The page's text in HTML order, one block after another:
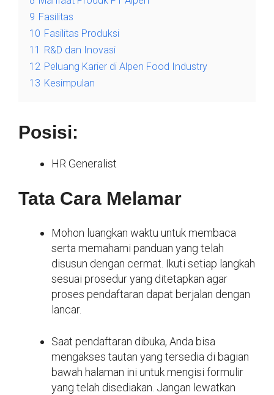
9 Fasilitas
10 Fasilitas Produksi
11
R&D dan Inovasi
12 Peluang Karier di Alpen Food Industry
13 Kesimpulan
Posisi:
HR Generalist
Tata Cara Melamar
Mohon luangkan waktu untuk membaca
serta memahami panduan yang telah
disusun dengan cermat. Ikuti setiap langkah
sesuai prosedur yang ditetapkan agar
proses pendaftaran dapat berjalan dengan
lancar.
Saat pendaftaran dibuka, Anda bisa
mengakses tautan yang tersedia di bagian
bawah halaman ini untuk mengisi formulir
yang telah disediakan. Jangan lewatkan